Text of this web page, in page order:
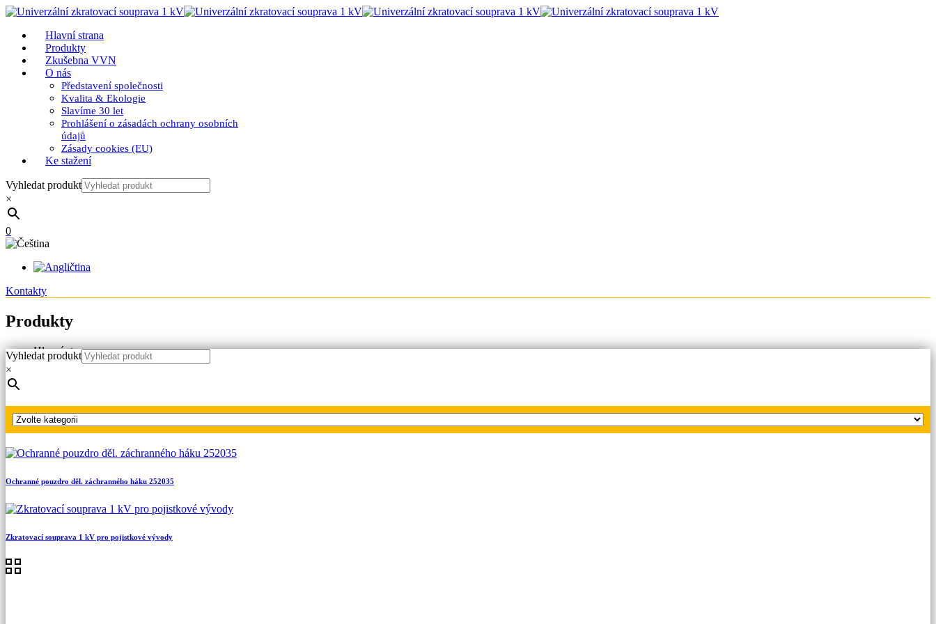
Hlavní strana
Produkty
Zkušebna VVN
O nás
Představení společnosti
Kvalita & Ekologie
Slavíme 30 let
Prohlášení o zásadách ochrany osobních
údajů
Zásady cookies (EU)
Ke stažení
Vyhledat produkt
×
0
Kontakty
Produkty
Hlavní strana
Produkty
Vyhledat produkt
×
Ochranné pouzdro děl. záchranného háku 252035
Zkratovací souprava 1 kV pro pojistkové vývody